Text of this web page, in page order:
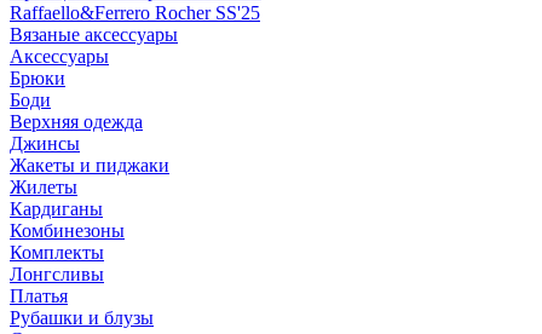
Raffaello&Ferrero Rocher SS'25
Вязаные аксессуары
Аксессуары
Брюки
Боди
Верхняя одежда
Джинсы
Жакеты и пиджаки
Жилеты
Кардиганы
Комбинезоны
Комплекты
Лонгсливы
Платья
Рубашки и блузы